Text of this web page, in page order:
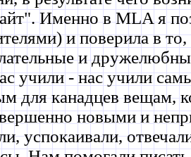
Именно в MLA я
и поверила в
и
учили - нас учили
для канадцев вещам,
новыми и
успокаивали,